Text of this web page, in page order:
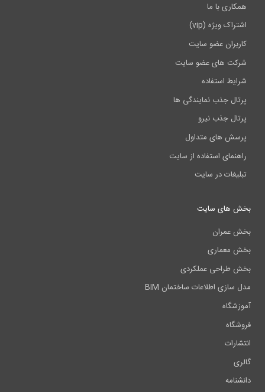
همکاری با ما
اشتراک ویژه (vip)
کاربران عضو سایت
شرکت های عضو سایت
شرایط استفاده
پرتال جذب نمایندگی ها
پرتال جذب نیرو
پرسش های متداول
راهنمای استفاده از سایت
تبلیغات در سایت
بخش های سایت
بخش عمران
بخش معماری
بخش طراحی عملکردی
مدل سازی اطلاعات ساختمان BIM
آموزشگاه
فروشگاه
انتشارات
گالری
دانشنامه